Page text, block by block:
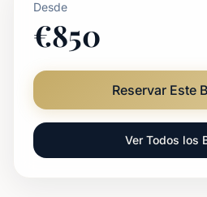
Desde
€850
Reservar Este
Ver Todos los